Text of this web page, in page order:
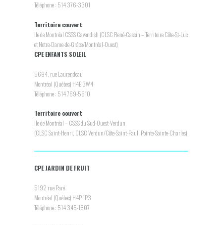
Téléphone : 514 376-3301
Territoire couvert
Ile de Montréal CSSS Cavendish (CLSC René-Cassin – Territoire Côte-St-Luc
et Notre-Dame-de-Grâce/Montréal-Ouest)
CPE ENFANTS SOLEIL
5694, rue Laurendeau
Montréal (Québec) H4E 3W4
Téléphone : 514 769-5510
Territoire couvert
Ile de Montréal – CSSS du Sud-Ouest-Verdun
(CLSC Saint-Henri, CLSC Verdun/Côte-Saint-Paul, Pointe-Sainte-Charles)
CPE JARDIN DE FRUIT
5192 rue Paré
Montréal (Québec) H4P 1P3
Téléphone : 514 345-1807